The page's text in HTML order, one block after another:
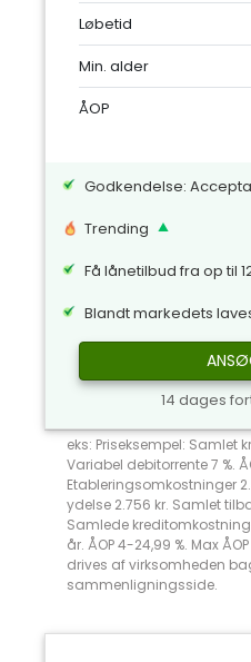
Løbetid
Min. alder
ÅOP
Godkendelse:
Trending
Få lånetilbud fra op til
Blandt markedets
14 dages
eks: Priseksempel: Samlet
Variabel debitorrente 7 %.
Etableringsomkostninger
ydelse 2.756 kr. Samlet
Samlede
år. ÅOP 4-24,99 %. Max
drives af virksomheden
sammenligningsside.